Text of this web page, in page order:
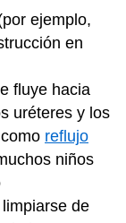
ejemplo,
en
fluye hacia
uréteres y los
reflujo
niños
de